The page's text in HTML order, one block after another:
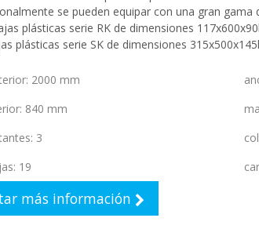
se pueden equipar con una gran gama
plásticas serie RK de dimensiones
plásticas serie SK de dimensiones
: 2000 mm
: 840 mm
: 3
: 19
más información